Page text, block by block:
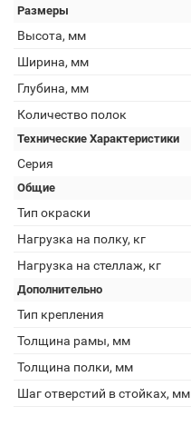
Размеры
Высота, мм
Ширина, мм
Глубина, мм
Количество полок
Технические Характеристики
Серия
Общие
Тип окраски
Нагрузка на полку, кг
Нагрузка на стеллаж, кг
Дополнительно
Тип крепления
Толщина рамы, мм
Толщина полки, мм
Шаг отверстий в стойках, мм